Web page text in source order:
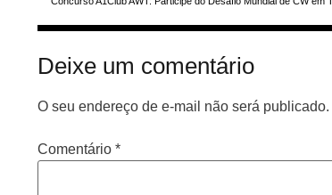
Deixe um comentário
O seu endereço de e-mail não será publicado.
Comentário *